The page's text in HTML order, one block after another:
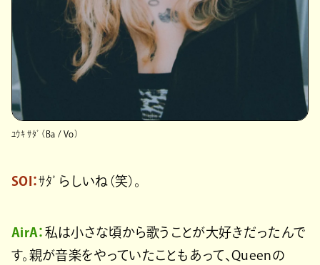
ﾕｳｷ ｻﾀﾞ（Ba / Vo）
SOI：ｻﾀﾞらしいね（笑）。
AirA： 私は小さな頃から歌うことが大好きだったんで
す。親が音楽をやっていたこともあって、Queenの